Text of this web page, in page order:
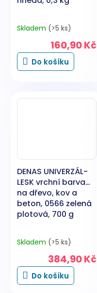
Skladem (>5 ks)
160,90 Kč
Do košíku
DENAS UNIVERZÁL-
LESK vrchní barva
na dřevo, kov a
beton, 0566 zelená
plotová, 700 g
Skladem (>5 ks)
384,90 Kč
Do košíku